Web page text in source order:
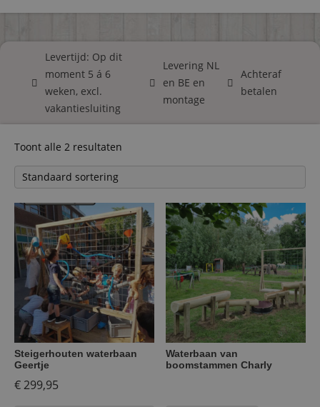
Levertijd: Op dit
moment 5 á 6
weken, excl.
vakantiesluiting
Levering NL
en BE en
montage
Achteraf
betalen
Toont alle 2 resultaten
Steigerhouten waterbaan
Geertje
€299,95
Waterbaan van
boomstammen Charly